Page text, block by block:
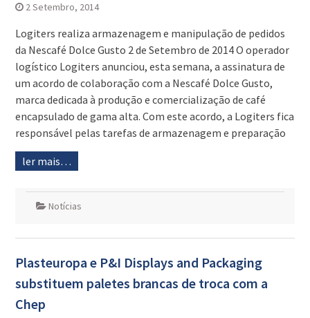
2 Setembro, 2014
Logiters realiza armazenagem e manipulação de pedidos
da Nescafé Dolce Gusto 2 de Setembro de 2014 O operador
logístico Logiters anunciou, esta semana, a assinatura de
um acordo de colaboração com a Nescafé Dolce Gusto,
marca dedicada à produção e comercialização de café
encapsulado de gama alta. Com este acordo, a Logiters fica
responsável pelas tarefas de armazenagem e preparação
ler mais…
Notícias
Plasteuropa e P&I Displays and Packaging
substituem paletes brancas de troca com a
Chep